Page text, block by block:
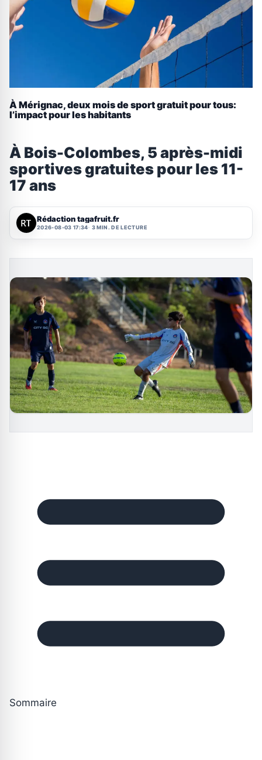
À Mérignac, deux mois de sport gratuit pour tous:
l’impact pour les habitants
À Bois-Colombes, 5 après-midi
sportives gratuites pour les 11-
17 ans
Rédaction tagafruit.fr
2026-08-03 17:34 3 MIN. DE LECTURE
Sommaire